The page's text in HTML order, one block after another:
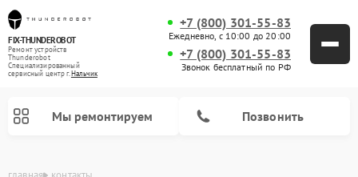
FIX-THUNDEROBOT
Ремонт устройств
Thunderobot
Специализированный
cервисный центр г.Нальчик
+7 (800) 301-55-83
Ежедневно, с 10:00 до 20:00
+7 (800) 301-55-83
Звонок бесплатный по РФ
Мы ремонтируем Позвонить